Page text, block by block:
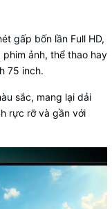
gấp bốn lần Full HD,
ảnh, thể thao hay
75 inch.
sắc, mang lại dải
rực rỡ và gần với